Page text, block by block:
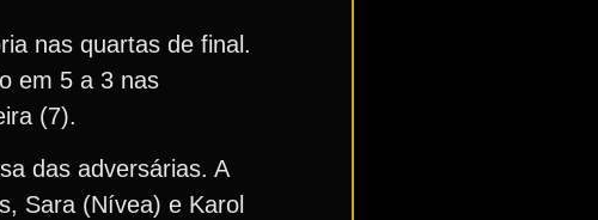
nas quartas de final.
em 5 a 3 nas
(7).
das adversárias. A
Sara (Nívea) e Karol